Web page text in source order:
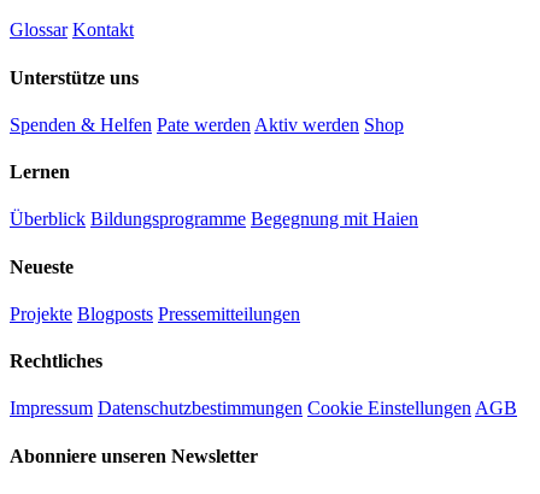
Glossar Kontakt
Unterstütze uns
Spenden & Helfen Pate werden Aktiv werden Shop
Lernen
Überblick Bildungsprogramme Begegnung mit Haien
Neueste
Projekte Blogposts Presse­mitteilungen
Rechtliches
Impressum Datenschutz­bestimmungen Cookie Einstellungen AGB
Abonniere unseren Newsletter